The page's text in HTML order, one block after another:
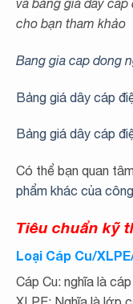
và bảng giá dây
cho bạn tham khảo
Bang gia cap dong
Bảng giá dây cáp
Bảng giá dây cáp
Có thể bạn quan tâm
phẩm khác của
Tiêu chuẩn kỹ
Loại Cáp Cu/
Cáp Cu: nghĩa là